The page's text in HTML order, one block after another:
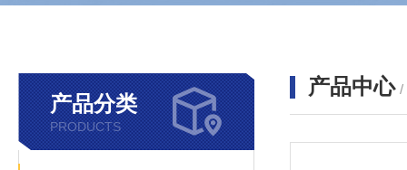
产品分类
PRODUCTS
产品中心 /